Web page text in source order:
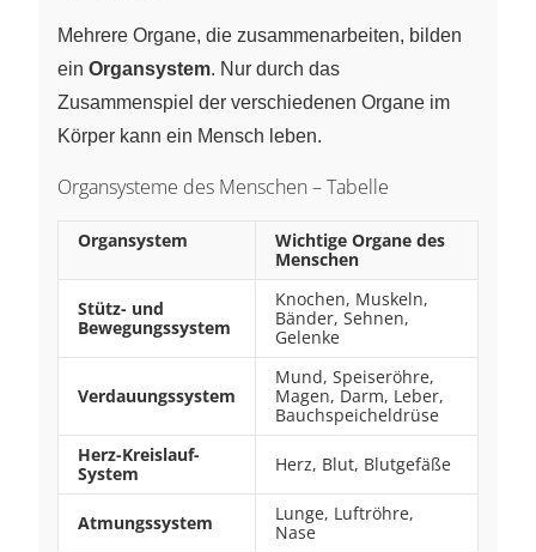
Mehrere Organe, die zusammenarbeiten, bilden
ein Organsystem. Nur durch das
Zusammenspiel der verschiedenen Organe im
Körper kann ein Mensch leben.
Organsysteme des Menschen – Tabelle
Organsystem
Wichtige Organe des
Menschen
Stütz- und
Bewegungssystem
Knochen, Muskeln,
Bänder, Sehnen,
Gelenke
Verdauungssystem
Mund, Speiseröhre,
Magen, Darm, Leber,
Bauchspeicheldrüse
Herz-Kreislauf-
System
Herz, Blut, Blutgefäße
Atmungssystem
Lunge, Luftröhre,
Nase